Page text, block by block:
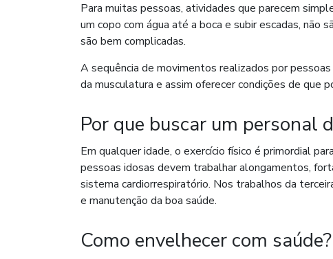
Para muitas pessoas, atividades que parecem
um copo com água até a boca e subir escadas, não
são bem complicadas.
A sequência de movimentos realizados por
da musculatura e assim oferecer condições de que
Por que buscar um personal
Em qualquer idade, o exercício físico é primordial
pessoas idosas devem trabalhar alongamentos,
sistema cardiorrespiratório. Nos trabalhos da
e manutenção da boa saúde.
Como envelhecer com saúde?